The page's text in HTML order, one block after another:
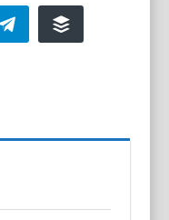
Telegram Buffer